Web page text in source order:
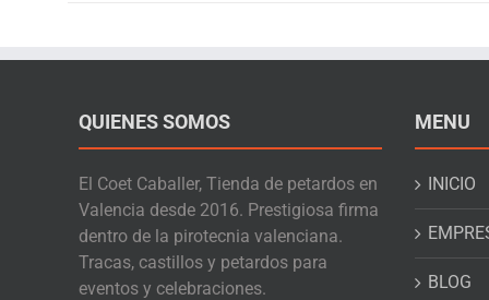
QUIENES SOMOS
El Coet Caballer, Tienda de petardos en
Valencia desde 2016. Prestigiosa firma
dentro de la pirotecnia valenciana.
Tracas, castillos y petardos para
eventos y celebraciones.
MENU
INICIO
BLOG